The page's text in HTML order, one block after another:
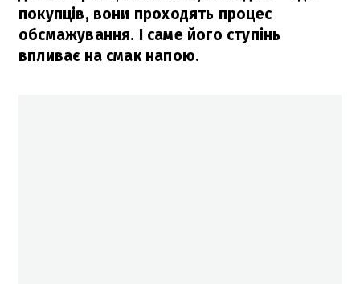
покупців, вони проходять процес
обсмажування. І саме його ступінь
впливає на смак напою.